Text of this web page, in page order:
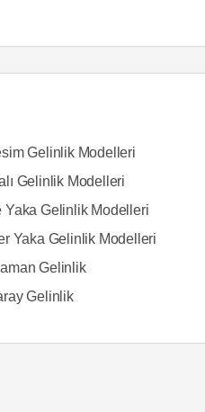
Gelinlik Modelleri
Gelinlik Modelleri
Yaka Gelinlik Modelleri
Yaka Gelinlik Modelleri
Gelinlik
Gelinlik